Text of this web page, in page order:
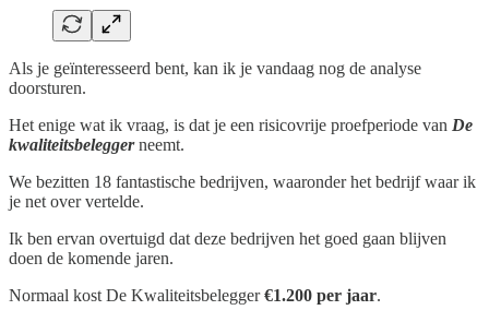
Als je geïnteresseerd bent, kan ik je vandaag nog de analyse
doorsturen.
Het enige wat ik vraag, is dat je een risicovrije proefperiode van De
kwaliteitsbelegger neemt.
We bezitten 18 fantastische bedrijven, waaronder het bedrijf waar ik
je net over vertelde.
Ik ben ervan overtuigd dat deze bedrijven het goed gaan blijven
doen de komende jaren.
Normaal kost De Kwaliteitsbelegger€1.200 per jaar.